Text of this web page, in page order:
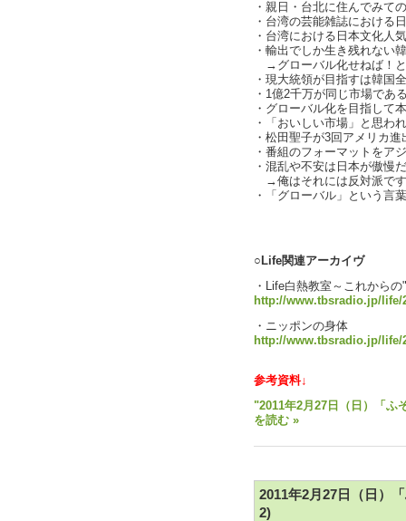
・親日・台北に住んでみて
・台湾の芸能雑誌における
・台湾における日本文化人
・輸出でしか生き残れない
→グローバル化せねば！
・現大統領が目指すは韓国
・1億2千万が同じ市場であ
・グローバル化を目指して
・「おいしい市場」と思わ
・松田聖子が3回アメリカ
・番組のフォーマットをア
・混乱や不安は日本が傲慢
→俺はそれには反対派で
・「グローバル」という言
○Life関連アーカイヴ
・Life白熱教室～これから
http://www.tbsradio.jp/life/
・ニッポンの身体
http://www.tbsradio.jp/life/
参考資料↓
"2011年2月27日（日）「ふ
を読む »
2011年2月27日（日）
2)